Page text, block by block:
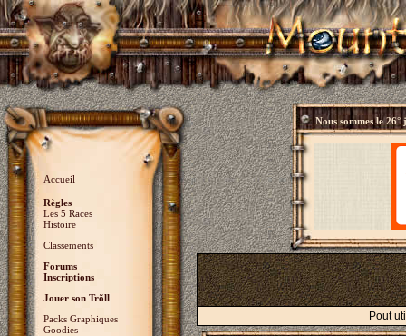
Accueil
Règles
Les 5 Races
Histoire
Classements
Forums
Inscriptions
Jouer son Trõll
Packs Graphiques
Goodies
Nous sommes le26°
Pout